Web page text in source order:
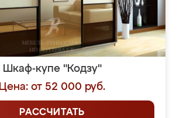
Шкаф-купе "Кодзу"
Цена: от 52 000 руб.
РАССЧИТАТЬ